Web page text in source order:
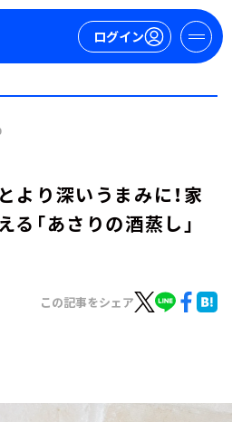
ログイン
より深いうまみに！家
「あさりの酒蒸し」
この記事をシェア